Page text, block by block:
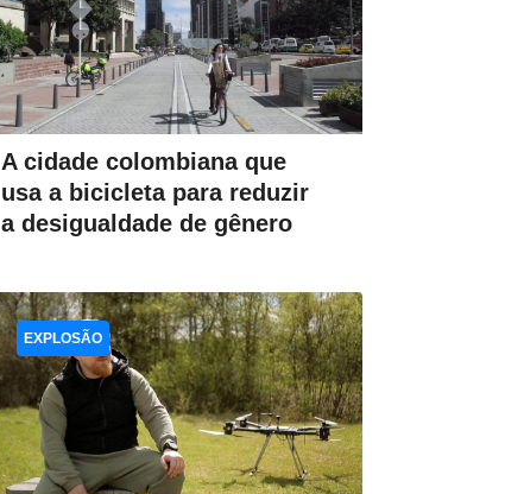
A cidade colombiana que
usa a bicicleta para reduzir
a desigualdade de gênero
EXPLOSÃO